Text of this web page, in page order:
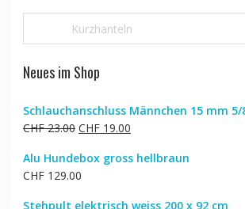
Kurzhanteln
Neues im Shop
Schlauchanschluss Männchen 15 mm 5/
CHF23.00 Ursprünglicher
war:
CHF 23.00
CHF19.00Aktueller
ist:
Alu Hundebox gross hellbraun
CHF129.00
Stehpult elektrisch weiss 200 x 92 cm